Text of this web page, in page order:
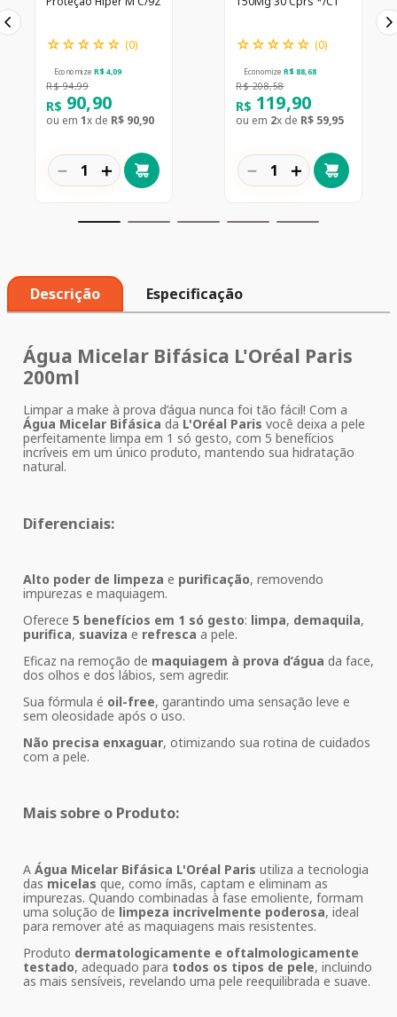
☆☆☆☆☆ (0)
Economize R$ 4,09
R$ 94,99
R$ 90,90
ou em 1x de R$ 90,90
＋
－
☆☆☆☆☆ (0)
Economize R$ 88,68
R$ 208,58
R$ 119,90
ou em 2x de R$ 59,95
＋
－
Descrição Especificação
Água Micelar Bifásica L'Oréal Paris
200ml
Limpar a make à prova d’água nunca foi tão fácil! Com a
Água Micelar Bifásica da L'Oréal Paris você deixa a pele
perfeitamente limpa em 1 só gesto, com 5 benefícios
incríveis em um único produto, mantendo sua hidratação
natural.
Diferenciais:
Alto poder de limpeza e purificação, removendo
impurezas e maquiagem.
Oferece 5 benefícios em 1 só gesto: limpa, demaquila,
purifica, suaviza e refresca a pele.
Eficaz na remoção de maquiagem à prova d’água da face,
dos olhos e dos lábios, sem agredir.
Sua fórmula é oil-free, garantindo uma sensação leve e
sem oleosidade após o uso.
Não precisa enxaguar, otimizando sua rotina de cuidados
com a pele.
Mais sobre o Produto:
A Água Micelar Bifásica L'Oréal Paris utiliza a tecnologia
das micelas que, como ímãs, captam e eliminam as
impurezas. Quando combinadas à fase emoliente, formam
uma solução de limpeza incrivelmente poderosa, ideal
para remover até as maquiagens mais resistentes.
Produto dermatologicamente e oftalmologicamente
testado, adequado para todos os tipos de pele, incluindo
as mais sensíveis, revelando uma pele reequilibrada e suave.